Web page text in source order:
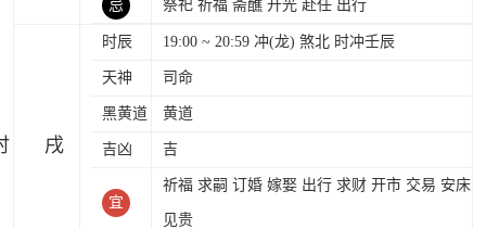
忌 祭祀 祈福 斋醮 开光 赴任 出行
时辰 19:00 ~ 20:59 冲(龙) 煞北 时冲壬辰
天神 司命
黑黄道 黄道
吉凶 吉
宜
祈福 求嗣 订婚 嫁娶 出行 求财 开市 交易 安床
见贵